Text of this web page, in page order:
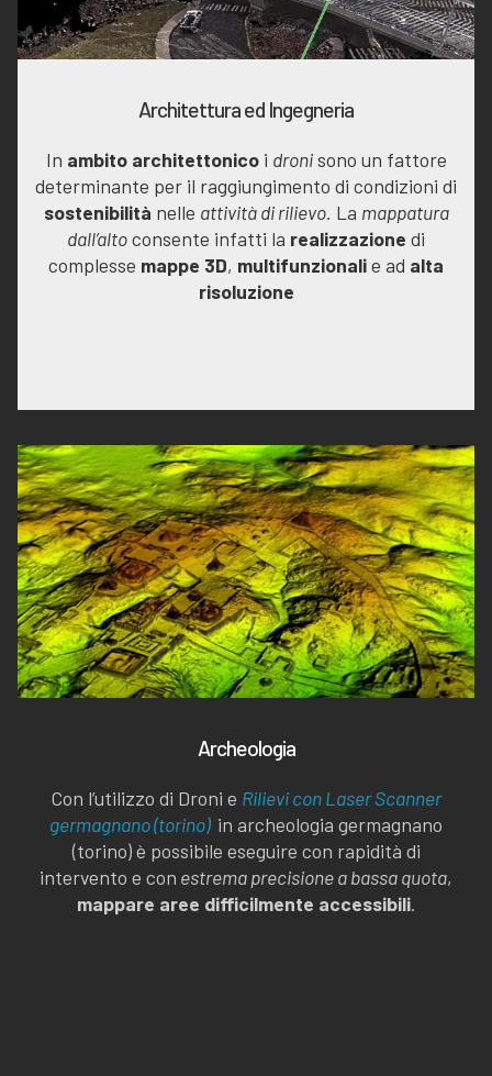
Architettura ed Ingegneria
In ambito architettonicoi dronisono un fattore
determinante per il raggiungimento di condizioni di
sostenibilità nelle attività di rilievo. La mappatura
dall’altoconsente infatti la realizzazione di
complesse mappe 3D, multifunzionalie ad alta
risoluzione
Archeologia
Con l’utilizzo di Droni e Rilievi con Laser Scanner
germagnano (torino) in archeologia germagnano
(torino) è possibile eseguire con rapidità di
intervento e con estrema precisione a bassa quota,
mappare aree difficilmente accessibili.